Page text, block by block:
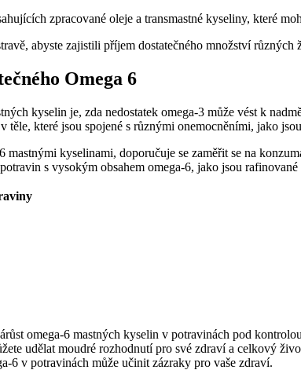
zpracované oleje a transmastné kyseliny, které
abyste zajistili příjem dostatečného množství
Omega 6
kyselin je, zda nedostatek omega-3 může vést k
těle, které jsou spojené s různými onemocněními, jako
kyselinami, doporučuje se zaměřit se na
s vysokým obsahem omega-6, jako jsou
omega-6 mastných kyselin v potravinách pod
udělat moudré rozhodnutí pro své zdraví a celkový
6 v potravinách může učinit zázraky pro vaše zdraví.